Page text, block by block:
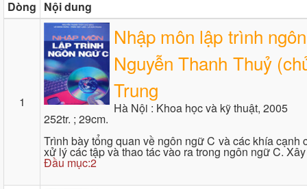
Dòng Nội dung
1
Nhập môn lập trình
Nguyễn Thanh Thuỷ
Trung
Hà Nội : Khoa học và kỹ thuật, 2005
252tr. ; 29cm.
Trình bày tổng quan về ngôn ngữ C và các khía
xử lý các tập và thao tác vào ra trong ngôn ngữ C.
Đầu mục:2